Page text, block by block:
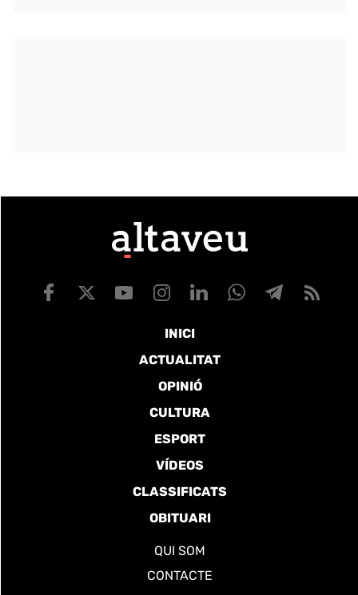
INICI
ACTUALITAT
OPINIÓ
CULTURA
ESPORT
VÍDEOS
CLASSIFICATS
OBITUARI
QUI SOM
CONTACTE